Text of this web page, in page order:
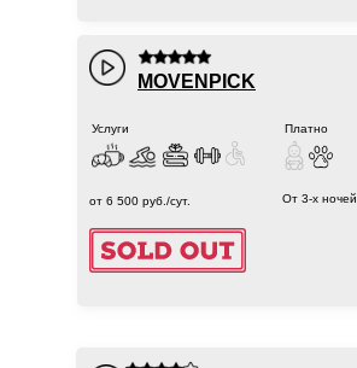
MOVENPICK
От 3-х ночей
от 6 500 руб./сут.
Услуги Платно